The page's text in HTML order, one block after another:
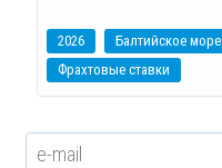
2026 Балтийское море
Фрахтовые ставки